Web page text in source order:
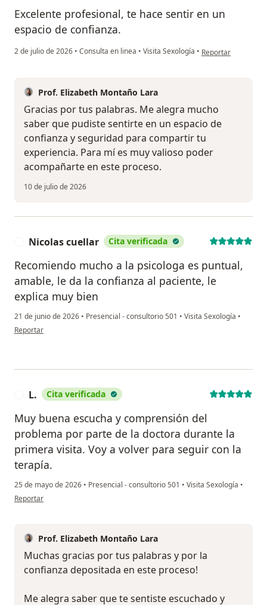
Excelente profesional, te hace sentir en un
espacio de confianza.
2 de julio de 2026 • Consulta en linea • Visita Sexología • en opinión del
Reportar
Prof. Elizabeth Montaño Lara
Gracias por tus palabras. Me alegra mucho
saber que pudiste sentirte en un espacio de
confianza y seguridad para compartir tu
experiencia. Para mí es muy valioso poder
acompañarte en este proceso.
10 de julio de 2026
Nicolas cuellar Cita verificada
Recomiendo mucho a la psicologa es puntual,
amable, le da la confianza al paciente, le
explica muy bien
21 de junio de 2026 • Presencial - consultorio 501 • Visita Sexología •
en opinión del usuario Nicolas cuellar
Reportar
L. Cita verificada
Muy buena escucha y comprensión del
problema por parte de la doctora durante la
primera visita. Voy a volver para seguir con la
terapía.
25 de mayo de 2026 • Presencial - consultorio 501 • Visita Sexología •
en opinión del usuario L.
Reportar
Prof. Elizabeth Montaño Lara
Muchas gracias por tus palabras y por la
confianza depositada en este proceso!
Me alegra saber que te sentiste escuchado y